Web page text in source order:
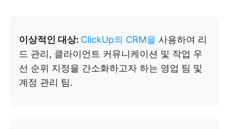
이상적인 대상: ClickUp의 CRM을 사용하여 리
드 관리, 클라이언트 커뮤니케이션 및 작업 우
선 순위 지정을 간소화하고자 하는 영업 팀 및
계정 관리 팀.